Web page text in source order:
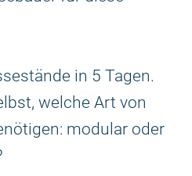
in 5 Tagen.
welche Art von
modular oder